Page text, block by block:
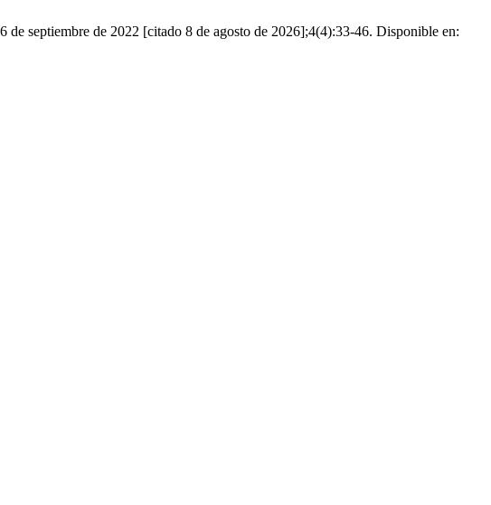
septiembre de 2022 [citado 8 de agosto de 2026];4(4):33-46. Disponible en: